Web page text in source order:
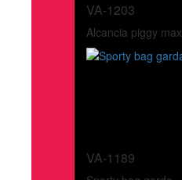
VA-1203
Alcancia piggy max
VA-1189